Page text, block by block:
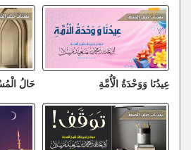
عِيدُنَا وَوَحْدَةُ الْأُمَّةِ حَالُ